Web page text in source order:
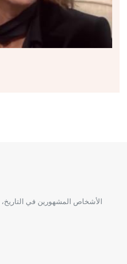
الأشخاص المشهورين في